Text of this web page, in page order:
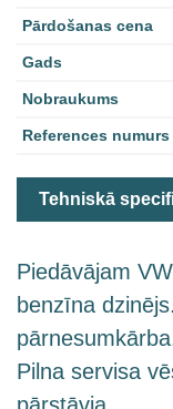
Pārdošanas cena
Gads
Nobraukums
References numurs
Tehniskā
Piedāvājam
benzīna
Pilna servisa